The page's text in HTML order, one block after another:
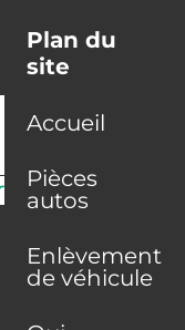
Plan du
site
Accueil
Pièces
autos
Enlèvement
de véhicule